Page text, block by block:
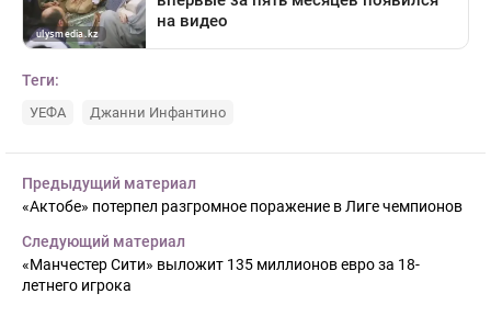
Теги:
УЕФА Джанни Инфантино
Предыдущий материал
«Актобе» потерпел разгромное поражение в Лиге чемпионов
Следующий материал
«Манчестер Сити» выложит 135 миллионов евро за 18-
летнего игрока